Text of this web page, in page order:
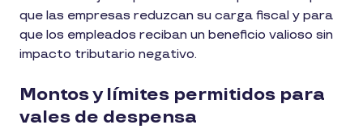
que las empresas reduzcan su carga fiscal y para
que los empleados reciban un beneficio valioso sin
impacto tributario negativo.
Montos y límites permitidos para
vales de despensa